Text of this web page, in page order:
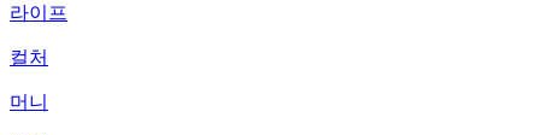
라이프
컬처
머니